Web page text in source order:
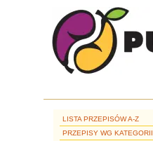
LISTA PRZEPISÓW A-Z
PRZEPISY WG KATEGORII